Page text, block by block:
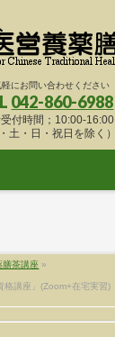
軽にお問い合わせください
042-860-6988
付時間；10:00-16:00
・土・日・祝日を除く）
膳茶講座 »
格講座」(Zoom+在宅実習)